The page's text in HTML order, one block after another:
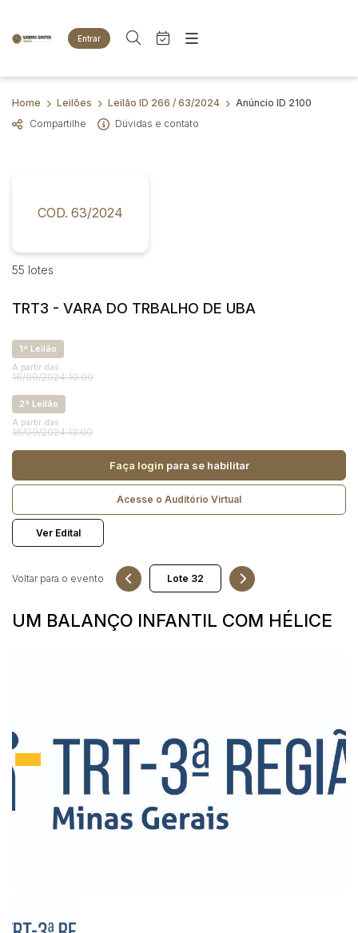
Entrar
Criar conta Entrar
Site
Agenda
Quem Somos
Animais
Imóveis
Terreno
Carros
Reboque
Busca por palavra-chave
Bairro
Judiciais Extrajudiciais
R$
Quem Somos
Home Leilões Leilão ID 266 / 63/2024
Anúncio ID 2100
Compartilhe
Dúvidas e contato
COD. 63/2024
55 lotes
TRT3 - VARA DO TRBALHO DE UBA
1ª Leilão
A partir das
16/09/2024 10:00
2ª Leilão
A partir das
16/09/2024 13:00
Faça login para se habilitar
Acesse o Auditório Virtual
Ver Edital
UM BALANÇO INFANTIL COM HÉLICE
Voltar para o evento